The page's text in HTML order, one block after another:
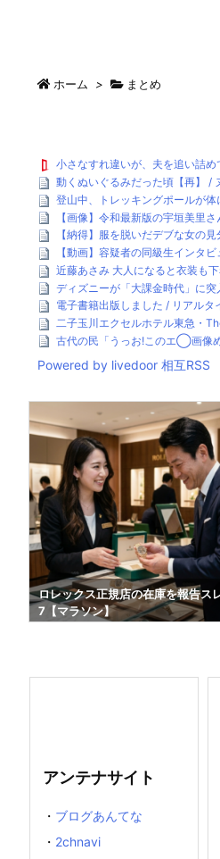
ホーム > まとめ
小さなすれ違いが、夫を追い詰め
動くぬいぐるみだった頃【再】 /
登山中、トレッキングポールが
【画像】令和最新版の宇垣美里
【納得】服を脱いだデブな女の
【動画】容疑者の同級生インタ
近藤あさみ 大人になると衣装も
ディズニーが「大課金時代」に
電子書籍出版しました / リアルタ
二子玉川エクセルホテル東急・
古代の民「うっお!このエ◯画像
Powered by livedoor 相互RSS
ロレックス正規店の在庫を報告ス
7【マラソン】
アンテナサイト
・ ブログあんてな
・ 2chnavi